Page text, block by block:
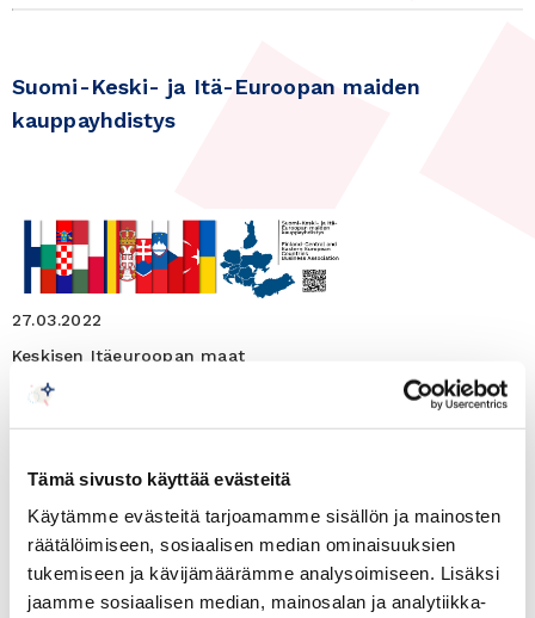
Tämä sivusto käyttää evästeitä
Käytämme evästeitä tarjoamamme sisällön ja mainosten
räätälöimiseen, sosiaalisen median ominaisuuksien
tukemiseen ja kävijämäärämme analysoimiseen. Lisäksi
jaamme sosiaalisen median, mainosalan ja analytiikka-
Suomi-Keski- ja Itä-Euroopan maiden
kauppayhdistys
27.03.2022
Keskisen Itäeuroopan maat
Poland - a dynamic market in
international investors unique
chances and profits
supporting their projects